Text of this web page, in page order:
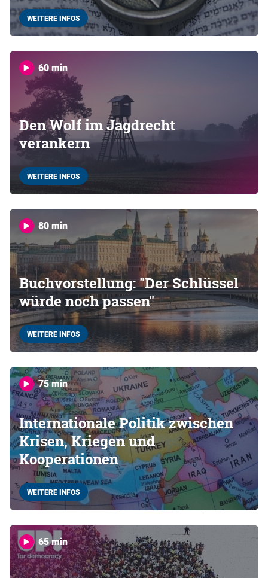
WEITERE INFOS
60 min
Den Wolf im Jagdrecht
verankern
WEITERE INFOS
80 min
Buchvorstellung: "Der Schlüssel
würde noch passen"
WEITERE INFOS
75 min
Internationale Politik zwischen
Krisen, Kriegen und
Kooperationen
WEITERE INFOS
65 min